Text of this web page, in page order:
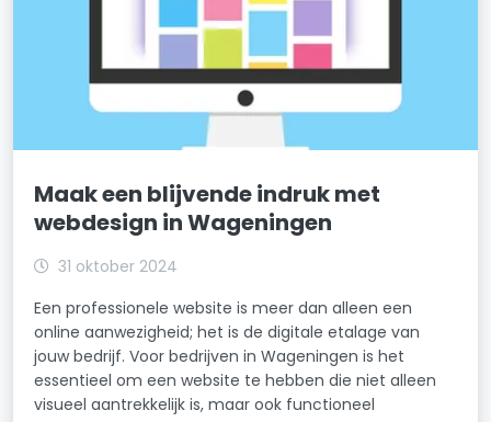
Maak een blijvende indruk met
webdesign in Wageningen
31 oktober 2024
Een professionele website is meer dan alleen een
online aanwezigheid; het is de digitale etalage van
jouw bedrijf. Voor bedrijven in Wageningen is het
essentieel om een website te hebben die niet alleen
visueel aantrekkelijk is, maar ook functioneel